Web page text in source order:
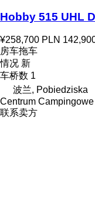
Hobby 515 UHL
¥258,700 PLN
房车拖车
情况 新
车桥数 1
波兰, Pobiedziska
Centrum
联系卖方